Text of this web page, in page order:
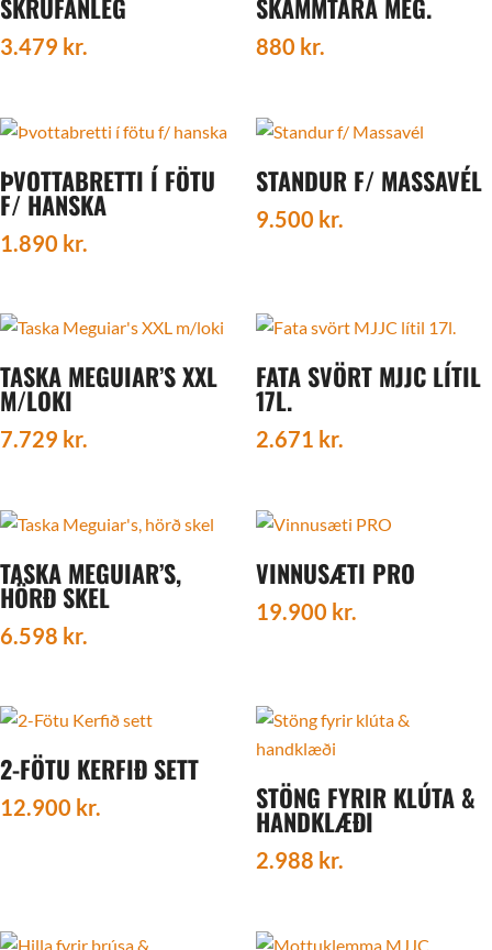
SKRÚFANLEG
3.479 kr.
SKAMMTARA MEG.
880 kr.
ÞVOTTABRETTI Í FÖTU
F/ HANSKA
1.890 kr.
STANDUR F/ MASSAVÉL
9.500 kr.
TASKA MEGUIAR’S XXL
M/LOKI
7.729 kr.
FATA SVÖRT MJJC LÍTIL
17L.
2.671 kr.
TASKA MEGUIAR’S,
HÖRÐ SKEL
6.598 kr.
VINNUSÆTI PRO
19.900 kr.
2-FÖTU KERFIÐ SETT
12.900 kr. STÖNG FYRIR KLÚTA &
HANDKLÆÐI
2.988 kr.